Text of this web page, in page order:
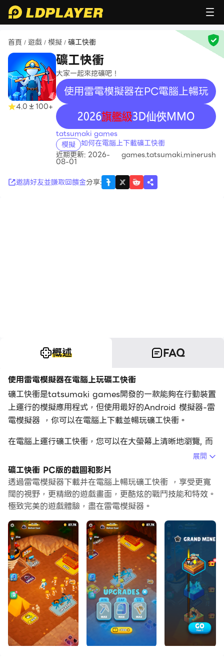
首頁 / 遊戲 / 模擬 / 礦工快衝
4.0 100+
礦工快衝
大家一起來挖礦吧！
使用雷電模擬器在PC電腦上暢玩
recommend
tatsumaki games
模擬 如何在電腦上下載礦工快衝
近期更新: 2026-
08-01
games.tatsumaki.minerush
邀請好友並賺取回饋金分享:
概述 FAQ
使用雷電模擬器在電腦上玩礦工快衝
礦工快衝是tatsumaki games開發的一款能夠在行動裝置
上運行的模擬應用程式，但使用最好的Android 模擬器-雷
電模擬器 ，你可以在電腦上下載並暢玩礦工快衝。
在電腦上運行礦工快衝，您可以在大螢幕上清晰地瀏覽, 而
用滑鼠和鍵盤操控應用程式比用觸摸屏鍵盤要快得多，同時
你將永遠不必擔心設備的電量問題。
通過多開和同步功能，你甚至可以在PC上運行多個應用程
式和帳戶。
而文件互傳功能讓分享圖像、影片和文件也變得非常容易。
下載礦工快衝並在PC上運行。享受PC端的大螢幕和高畫質
畫質吧!
你將成為一名礦工，展開尋找傳說中深藏地底的稀有礦石的
冒險旅程。
但地底深處充滿堅硬岩石，光靠你一人是挖不通的。
所以你需要雇用其他礦工來幫忙，並給他們明確的指示，才
能更有效率地挖掘！
展開
礦工快衝 PC版的截圖和影片
透過雷電模擬器下載并在電腦上暢玩礦工快衝 ，享受更寬
闊的視野，更精緻的遊戲畫面，更酷炫的戰鬥技能和特效。
極致完美的遊戲體驗，盡在雷電模擬器。